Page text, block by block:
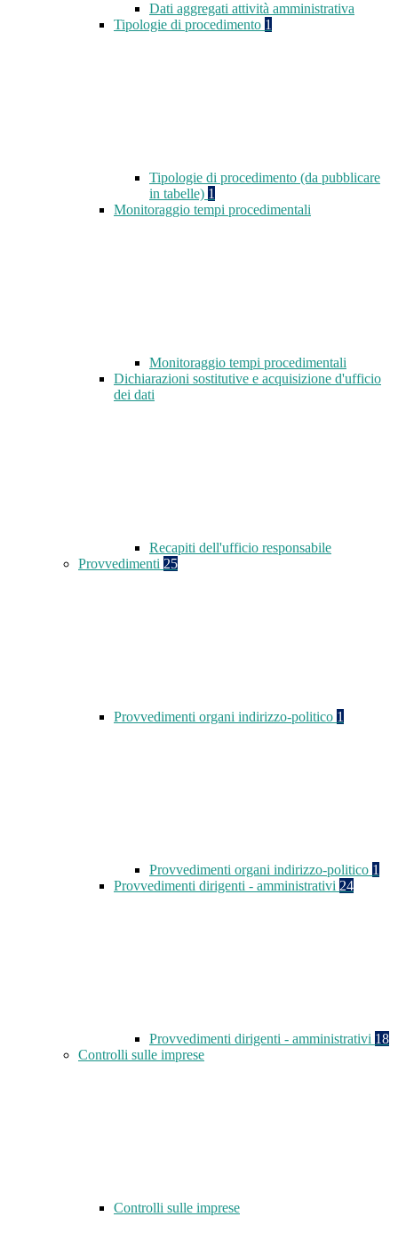
Dati aggregati attività amministrativa
Tipologie di procedimento 1
Tipologie di procedimento (da pubblicare
in tabelle) 1
Monitoraggio tempi procedimentali
Monitoraggio tempi procedimentali
Dichiarazioni sostitutive e acquisizione d'ufficio
dei dati
Recapiti dell'ufficio responsabile
Provvedimenti 25
Provvedimenti organi indirizzo-politico 1
Provvedimenti organi indirizzo-politico 1
Provvedimenti dirigenti - amministrativi 24
Provvedimenti dirigenti - amministrativi 18
Controlli sulle imprese
Controlli sulle imprese